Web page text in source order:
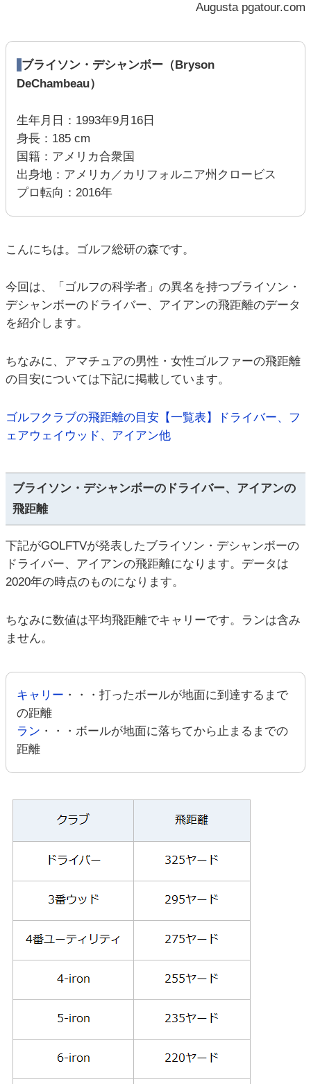
Augusta pgatour.com
ブライソン・デシャンボー（Bryson
DeChambeau）
生年月日：1993年9月16日
身長：185 cm
国籍：アメリカ合衆国
出身地：アメリカ／カリフォルニア州クロービス
プロ転向：2016年
こんにちは。ゴルフ総研の森です。
今回は、「ゴルフの科学者」の異名を持つブライソン・
デシャンボーのドライバー、アイアンの飛距離のデータ
を紹介します。
ちなみに、アマチュアの男性・女性ゴルファーの飛距離
の目安については下記に掲載しています。
ゴルフクラブの飛距離の目安【一覧表】ドライバー、フ
ェアウェイウッド、アイアン他
ブライソン・デシャンボーのドライバー、アイアンの
飛距離
下記がGOLFTVが発表したブライソン・デシャンボーの
ドライバー、アイアンの飛距離になります。データは
2020年の時点のものになります。
ちなみに数値は平均飛距離でキャリーです。ランは含み
ません。
キャリー ・・・打ったボールが地面に到達するまで
の距離
ラン ・・・ボールが地面に落ちてから止まるまでの
距離